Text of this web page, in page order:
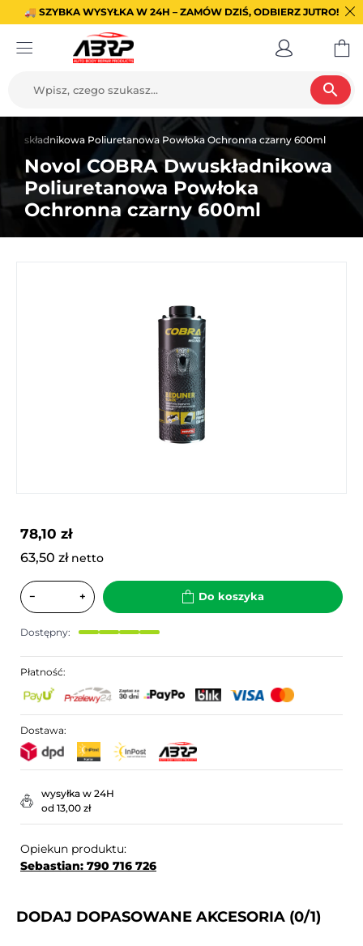
🚚 SZYBKA WYSYŁKA W 24H – ZAMÓW DZIŚ, ODBIERZ JUTRO!
search
Poliuretanowa Powłoka Ochronna czarny 600ml
Novol COBRA Dwuskładnikowa
Poliuretanowa Powłoka
Ochronna czarny 600ml
78,10 zł
63,50 zł netto
− + Do koszyka
Dostępny:
Płatność:
Dostawa:
wysyłka w 24H
od 13,00 zł
Opiekun produktu:
Sebastian: 790 716 726
DODAJ DOPASOWANE AKCESORIA (0/1)